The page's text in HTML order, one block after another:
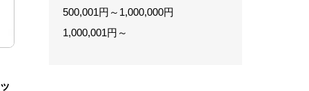
500,001円～1,000,000円
1,000,001円～